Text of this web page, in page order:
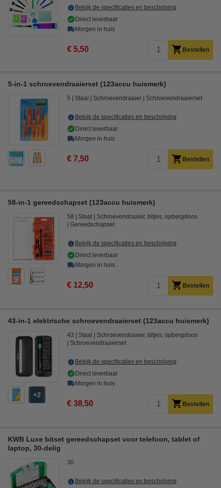
Bekijk de specificaties en beschrijving
Direct leverbaar
Morgen in huis
€ 5,50 Bestellen
5-in-1 schroevendraaierset (123accu huismerk)
5 Staal Schroevendraaier Schroevendraaierset
Bekijk de specificaties en beschrijving
Direct leverbaar
Morgen in huis
€ 7,50 Bestellen
58-in-1 gereedschapset (123accu huismerk)
58 Staal
Schroevendraaier, bitjes, opbergdoos
Gereedschapset
Bekijk de specificaties en beschrijving
Direct leverbaar
Morgen in huis
€ 12,50 Bestellen
43-in-1 elektrische schroevendraaierset (123accu huismerk)
2
43 Staal
Schroevendraaier, bitjes, opbergdoos
Schroevendraaierset
Bekijk de specificaties en beschrijving
Direct leverbaar
Morgen in huis
€ 38,50 Bestellen
KWB Luxe bitset gereedschapset voor telefoon, tablet of
laptop, 30-delig
30
Bekijk de specificaties en beschrijving